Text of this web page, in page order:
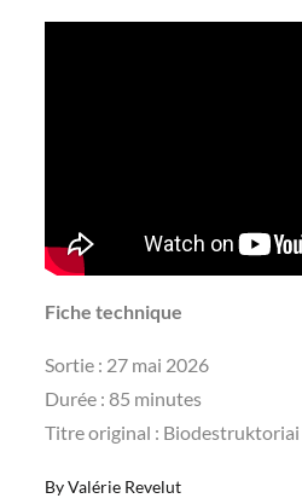
Fiche technique
Sortie : 27 mai 2026
Durée : 85 minutes
Titre original : Biodestruktoriai
ByValérie Revelut